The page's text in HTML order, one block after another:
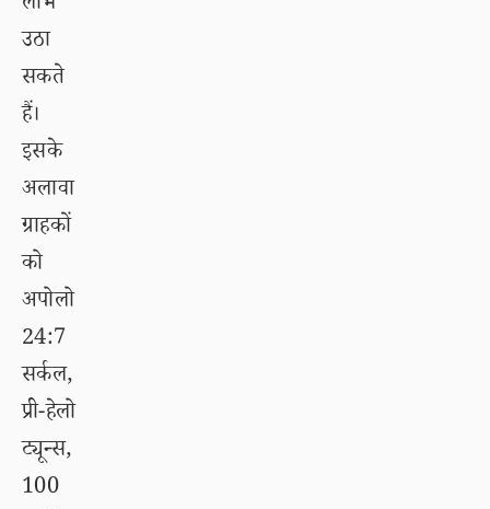
उठा
सकते
हैं।
इसके
अलावा
ग्राहकों
को
अपोलो
24:7
सर्कल,
प्री-हेलो
ट्यून्स,
100